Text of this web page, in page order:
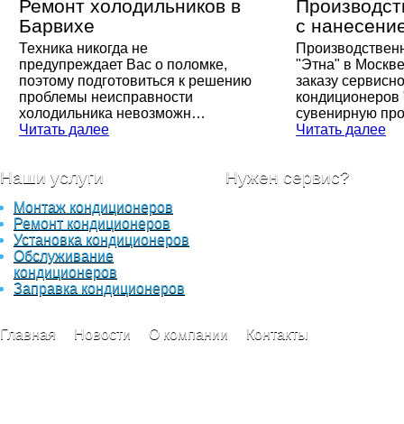
Ремонт холодильников в
Барвихе
Техника никогда не
предупреждает Вас о поломке,
поэтому подготовиться к решению
проблемы неисправности
холодильника невозможн…
Читать далее
с
"Этна" в
заказу
кондиционеров
сувенирную
Читать далее
Наши услуги
Монтаж кондиционеров
Ремонт кондиционеров
Установка кондиционеров
Обслуживание
кондиционеров
Заправка кондиционеров
Нужен сервис?
Главная Новости О компании Контакты